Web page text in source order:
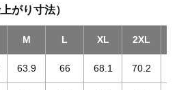
がり寸法）
M L XL 2XL
63.9 66 68.1 70.2